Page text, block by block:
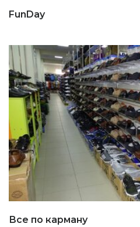
FunDay
Все по карману